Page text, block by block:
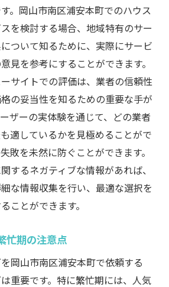
バランスを考えた選び方
ケージプランの活用
容の充実度を比較
い業者の特徴
の高いサービスの見つけ方
られる割引のメリット
ングで岡山市南区浦安本町の生
する方法
境の実現に向けたステップ
で得られる生活の変化
さを維持する方法
イルに合った清掃サービスの選
。岡山市南区浦安本町でのハウス
を検討する場合、地域特有のサー
ついて知るために、実際にサービ
見を参考にすることができます。
サイトでの評価は、業者の信頼性
の妥当性を知るための重要な手が
ザーの実体験を通じて、どの業者
適しているかを見極めることがで
敗を未然に防ぐことができます。
するネガティブな情報があれば、
な情報収集を行い、最適な選択を
ことができます。
忙期の注意点
岡山市南区浦安本町で依頼する
重要です。特に繁忙期には、人気